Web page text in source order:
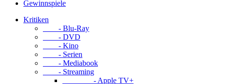
Gewinnspiele
Kritiken
- Blu-Ray
- DVD
- Kino
- Serien
- Mediabook
- Streaming
- Apple TV+